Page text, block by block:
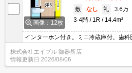
画像：12枚
敷
なし 礼
3.6万
3-4階
1R 14.4m²
インターホン付き。ミニ冷蔵庫付。歯科
50m。郵便局へ350m。ファミリーマー
トランへ590m。スーパーマックスバリ
株式会社エイブル 御器所店
情報更新日 2026/08/06